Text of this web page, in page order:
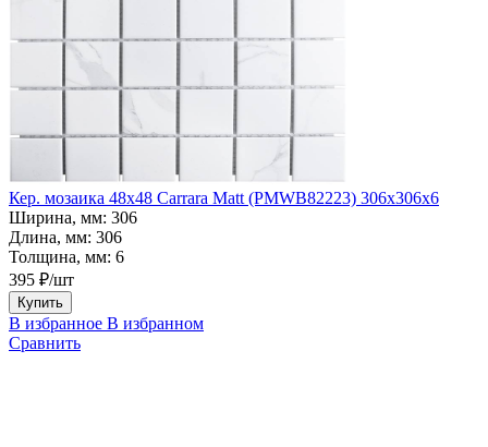
Кер. мозаика 48x48 Carrara Matt (PMWB82223) 306х306х6
Ширина, мм: 306
Длина, мм: 306
Толщина, мм: 6
395 ₽/шт
Купить
В избранное В избранном
Сравнить